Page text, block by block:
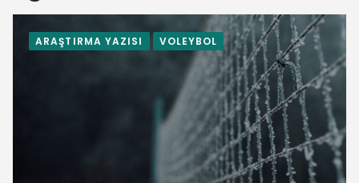
ARAŞTIRMA YAZISI VOLEYBOL